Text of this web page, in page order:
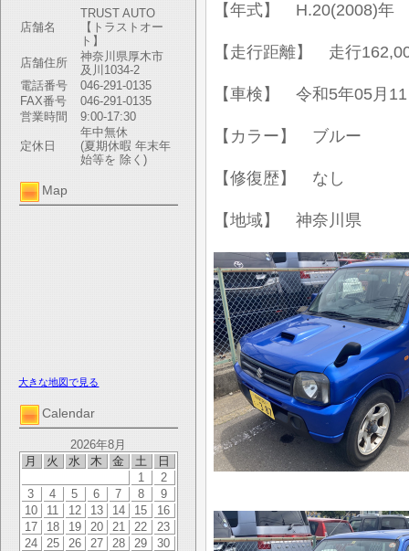
店舗名
TRUST AUTO
【トラストオー
ト】
店舗住所
神奈川県厚木市
及川1034-2
電話番号
046-291-0135
FAX番号
046-291-0135
営業時間
9:00-17:30
定休日
年中無休
(夏期休暇 年末年
始等を 除く)
Map
大きな地図で見る
Calendar
2026年8月
月
火 水 木 金 土 日
1
2
3
4 5 6 7 8
9
10
11 12 13 14 15
16
17
18 19 20 21 22
23
24
25 26 27 28 29
30
【年式】 H.20(2008)年
【走行距離】 走行
【車検】 令和5年05月
【カラー】 ブルー
【修復歴】 なし
【地域】 神奈川県